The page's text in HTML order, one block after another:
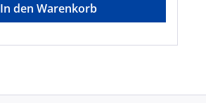
In den Warenkorb